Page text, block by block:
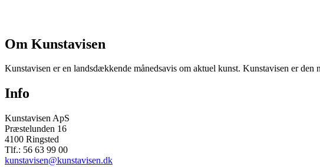
Om Kunstavisen
Kunstavisen er en landsdækkende månedsavis om aktuel kunst. Kunstavisen er den
Info
Kunstavisen ApS
Præstelunden 16
4100 Ringsted
Tlf.: 56 63 99 00
kunstavisen@kunstavisen.dk